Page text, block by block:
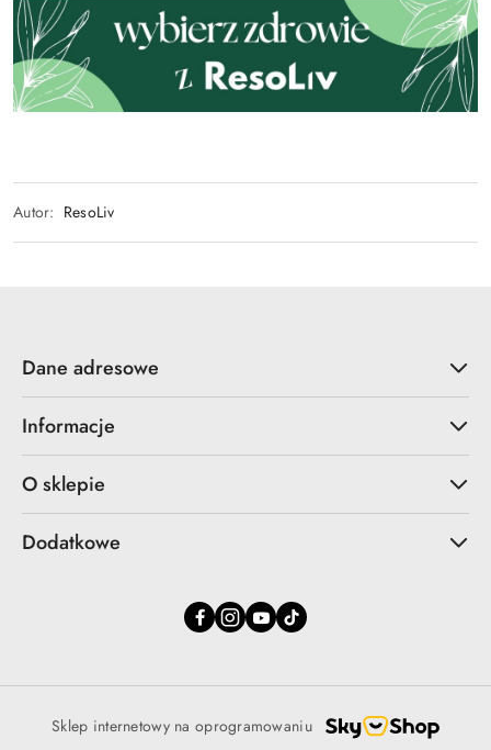
Autor: ResoLiv
Dane adresowe
Informacje
O sklepie
Dodatkowe
Sklep internetowy na oprogramowaniu